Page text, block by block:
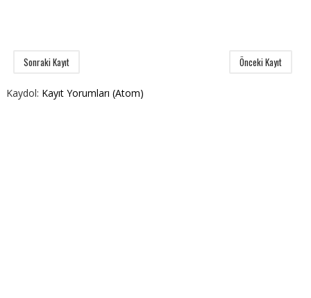
Sonraki Kayıt Önceki Kayıt
Kaydol: Kayıt Yorumları (Atom)